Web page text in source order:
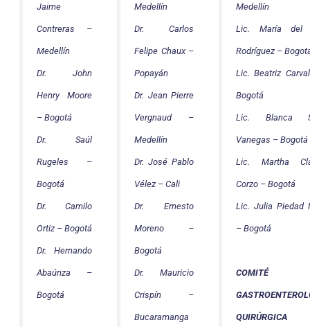
Jaime
Contreras –
Medellín
Dr. John
Henry Moore
– Bogotá
Dr. Saúl
Rugeles –
Bogotá
Dr. Camilo
Ortiz – Bogotá
Dr. Hernando
Abaúnza –
Bogotá
Medellín
Dr. Carlos
Felipe Chaux –
Popayán
Dr. Jean Pierre
Vergnaud –
Medellín
Dr. José Pablo
Vélez – Cali
Dr. Ernesto
Moreno –
Bogotá
Dr. Mauricio
Crispín –
Bucaramanga
Medellín
Lic. María del
Rodríguez –
Lic. Beatriz
Bogotá
Lic. Blanca
Vanegas – Bogotá
Lic. Martha
Corzo – Bogotá
Lic. Julia Piedad
– Bogotá
COMITÉ
QUIRÚRGICA